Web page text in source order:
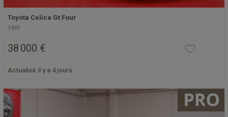
Toyota Celica Gt Four
1997
38 000 €
Actualisé il y a 4 jours